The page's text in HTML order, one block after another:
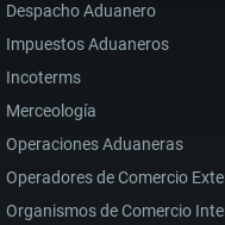
Despacho Aduanero
Impuestos Aduaneros
Incoterms
Merceología
Operaciones Aduaneras
Operadores de Comercio
Organismos de Comercio